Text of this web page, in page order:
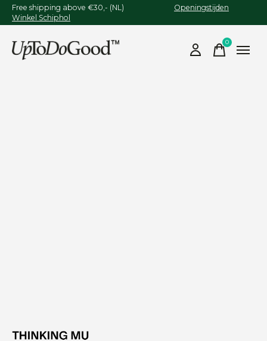
Free shipping above €30,- (NL) Openingstijden
Winkel Schiphol
0items